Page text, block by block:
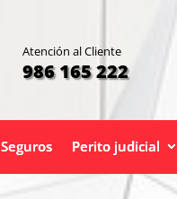
Atención al Cliente
986 165 222
Seguros Perito judicial